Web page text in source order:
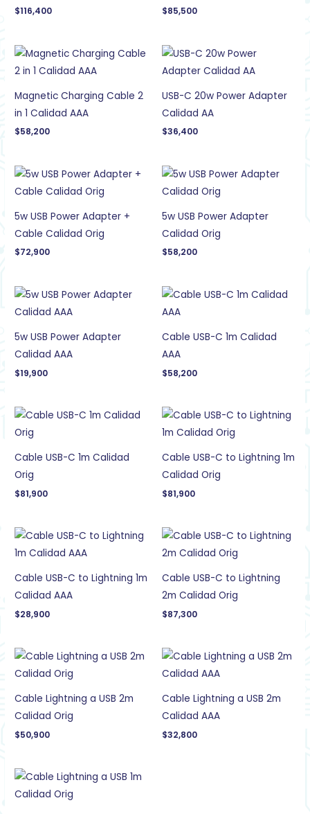
$116,400 $85,500
Magnetic Charging Cable 2
in 1 Calidad AAA
$58,200
USB-C 20w Power Adapter
Calidad AA
$36,400
5w USB Power Adapter +
Cable Calidad Orig
$72,900
5w USB Power Adapter
Calidad Orig
$58,200
5w USB Power Adapter
Calidad AAA
$19,900
Cable USB-C 1m Calidad
AAA
$58,200
Cable USB-C 1m Calidad
Orig
$81,900
Cable USB-C to Lightning 1m
Calidad Orig
$81,900
Cable USB-C to Lightning 1m
Calidad AAA
$28,900
Cable USB-C to Lightning
2m Calidad Orig
$87,300
Cable Lightning a USB 2m
Calidad Orig
$50,900
Cable Lightning a USB 2m
Calidad AAA
$32,800